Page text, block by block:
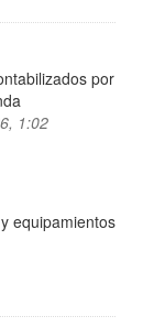
por
1:02
equipamientos